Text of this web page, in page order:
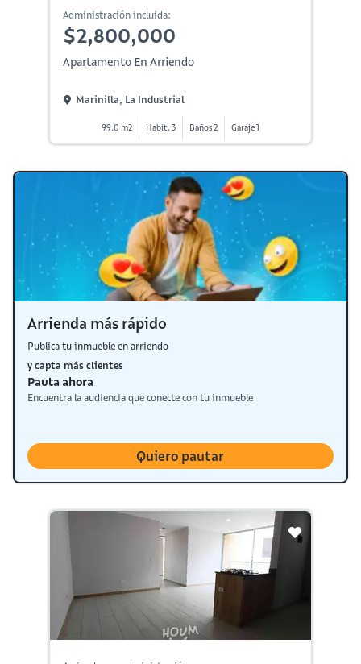
Administración incluida:
$2,800,000
Apartamento En Arriendo
Marinilla, La Industrial
99.0 m2 Habit. 3 Baños 2 Garaje 1
Arrienda más rápido
Publica tu inmueble en arriendo
y capta más clientes
Pauta ahora
Encuentra la audiencia que conecte con tu inmueble
Quiero pautar